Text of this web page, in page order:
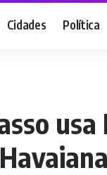
Cidades Política